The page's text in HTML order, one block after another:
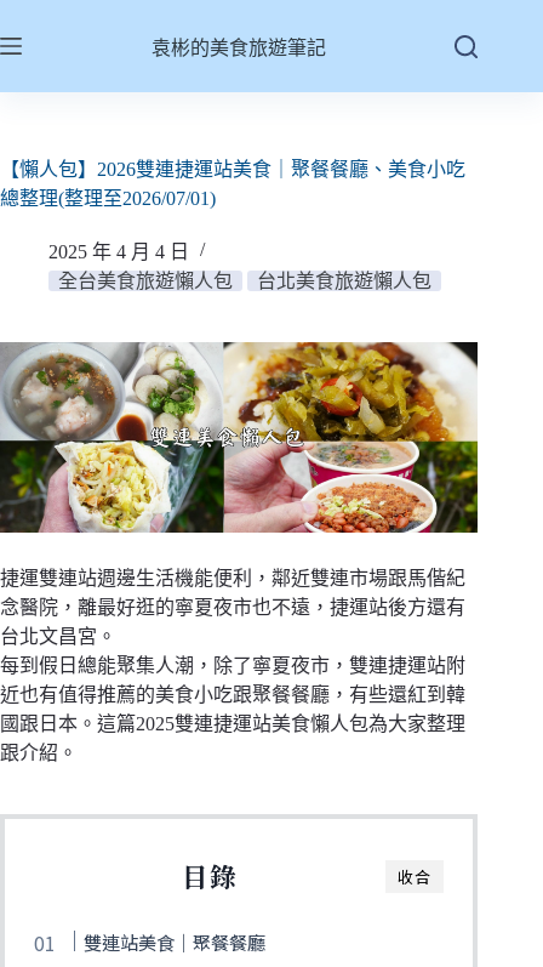
至
容
袁彬的美食旅遊筆記
【懶人包】2026雙連捷運站美食｜聚餐餐廳、美食小吃
總整理(整理至2026/07/01)
2025 年 4 月 4 日
全台美食旅遊懶人包
台北美食旅遊懶人包
捷運雙連站週邊生活機能便利，鄰近雙連市場跟馬偕紀
念醫院，離最好逛的寧夏夜市也不遠，捷運站後方還有
台北文昌宮。
每到假日總能聚集人潮，除了寧夏夜市，雙連捷運站附
近也有值得推薦的美食小吃跟聚餐餐廳，有些還紅到韓
國跟日本。這篇2025雙連捷運站美食懶人包為大家整理
跟介紹。
收合
目錄
雙連站美食｜聚餐餐廳